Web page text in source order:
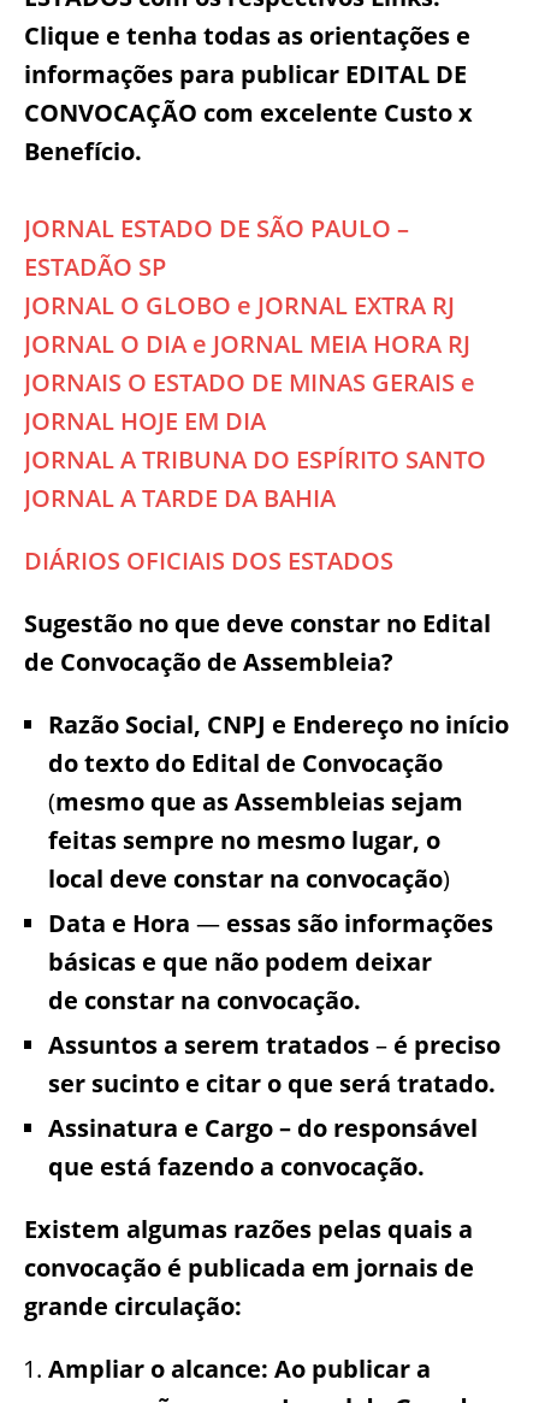
Clique e tenha todas as orientações e
informações para publicar EDITAL DE
CONVOCAÇÃO com excelente Custo x
Benefício.
JORNAL ESTADO DE SÃO PAULO –
ESTADÃO SP
JORNAL O GLOBO e JORNAL EXTRA RJ
JORNAL O DIA e JORNAL MEIA HORA RJ
JORNAIS O ESTADO DE MINAS GERAIS e
JORNAL HOJE EM DIA
JORNAL A TRIBUNA DO ESPÍRITO SANTO
JORNAL A TARDE DA BAHIA
DIÁRIOS OFICIAIS DOS ESTADOS
Sugestão no que deve constar no Edital
de Convocação de Assembleia?
Razão Social, CNPJ e Endereço no início
do texto do Edital de Convocação
(mesmo que as Assembleias sejam
feitas sempre no mesmo lugar, o
local deve constar na convocação)
Data e Hora — essas são informações
básicas e que não podem deixar
de constar na convocação.
Assuntos a serem tratados– é preciso
ser sucinto e citar o que será tratado.
Assinatura e Cargo – do responsável
que está fazendo a convocação.
Existem algumas razões pelas quais a
convocação é publicada em jornais de
grande circulação:
Ampliar o alcance: Ao publicar a